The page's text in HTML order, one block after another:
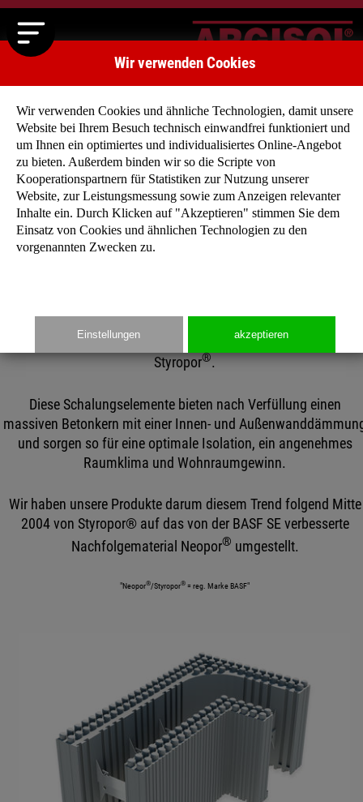
Produkte - ARGISOL®-Schalungssteine aus Neopor®
Die Verknappung fossiler Ressourcen und die damit
verbundene Rohstoffverteuerung führt zu einer verstärkten
Bauweise verabschiedet und bevorzugen heute die schnell zu
verarbeitenden hochwärmegedämmten Schalungselemente
Styropor®.
Diese Schalungselemente bieten nach Verfüllung einen
massiven Betonkern mit einer Innen- und
und sorgen so für eine optimale Isolation, ein angenehmes
Raumklima und Wohnraumgewinn.
Wir haben unsere Produkte darum diesem Trend folgend Mitte
2004 von Styropor® auf das von der BASF SE verbesserte
Nachfolgematerial Neopor® umgestellt.
"Neopor®/Styropor® = reg. Marke BASF"
Wir verwenden Cookies
Wir verwenden Cookies und ähnliche Technologien, damit unsere
Website bei Ihrem Besuch technisch einwandfrei funktioniert und
um Ihnen ein optimiertes und individualisiertes Online-Angebot
zu bieten. Außerdem binden wir so die Scripte von
Kooperationspartnern für Statistiken zur Nutzung unserer
Website, zur Leistungsmessung sowie zum Anzeigen relevanter
Inhalte ein. Durch Klicken auf "Akzeptieren" stimmen Sie dem
Einsatz von Cookies und ähnlichen Technologien zu den
vorgenannten Zwecken zu.
Einstellungen akzeptieren